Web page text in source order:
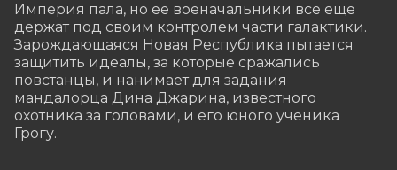
Империя пала, но её военачальники всё ещё
держат под своим контролем части галактики.
Зарождающаяся Новая Республика пытается
защитить идеалы, за которые сражались
повстанцы, и нанимает для задания
мандалорца Дина Джарина, известного
охотника за головами, и его юного ученика
Грогу.